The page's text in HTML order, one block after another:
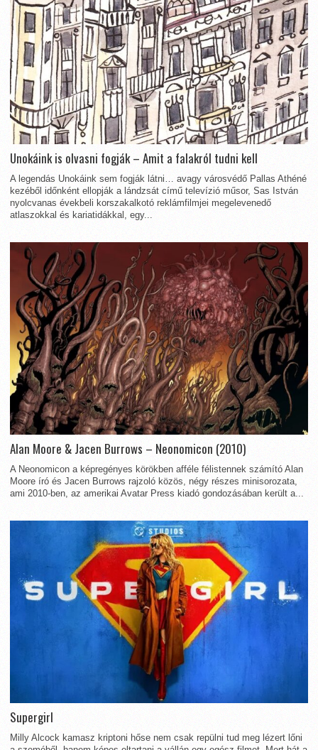
Unokáink is olvasni fogják – Amit a falakról tudni kell
A legendás Unokáink sem fogják látni… avagy városvédő Pallas Athéné
kezéből időnként ellopják a lándzsát című televízió műsor, Sas István
nyolcvanas évekbeli korszakalkotó reklámfilmjei megelevenedő
atlaszokkal és kariatidákkal, egy...
Alan Moore & Jacen Burrows – Neonomicon (2010)
A Neonomicon a képregényes körökben afféle félistennek számító Alan
Moore író és Jacen Burrows rajzoló közös, négy részes minisorozata,
ami 2010-ben, az amerikai Avatar Press kiadó gondozásában került a...
Supergirl
Milly Alcock kamasz kriptoni hőse nem csak repülni tud meg lézert lőni